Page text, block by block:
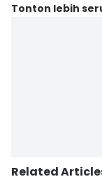
Tonton lebih
Related